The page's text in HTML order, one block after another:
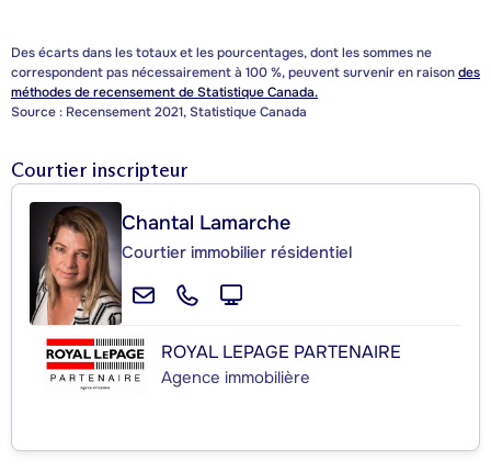
Des écarts dans les totaux et les pourcentages, dont les sommes ne
correspondent pas nécessairement à 100 %, peuvent survenir en raisondes
méthodes de recensement de Statistique Canada.
Source : Recensement 2021, Statistique Canada
Courtier inscripteur
Chantal Lamarche
Courtier immobilier résidentiel
ROYAL LEPAGE PARTENAIRE
Agence immobilière